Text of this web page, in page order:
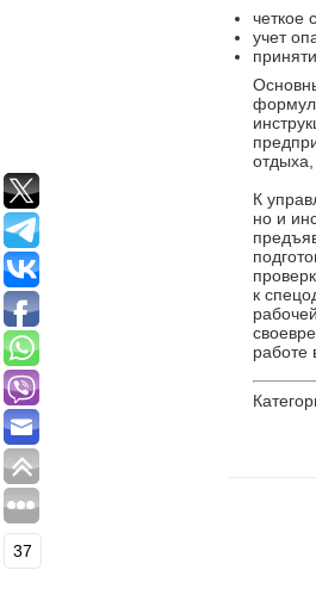
четкое
учет
К
но и
к
работе
37